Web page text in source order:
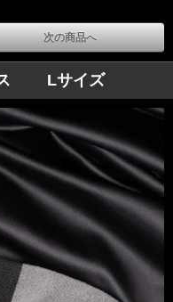
次の商品へ
ス Lサイズ